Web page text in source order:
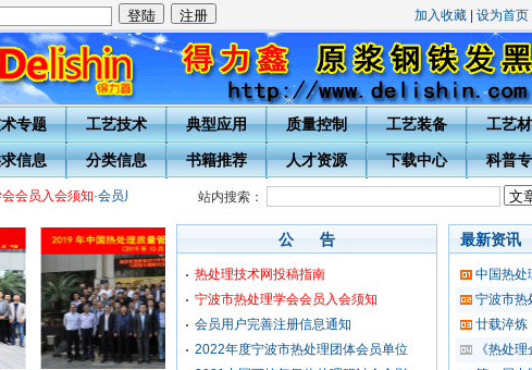
加入收藏 设为首页
专题 工艺技术 典型应用 质量控制 工艺装备 工艺
信息 分类信息 书籍推荐 人才资源 下载中心 科普
会员入会须知·会员用户完善注册信息通知
站内搜索：
公 告
热处理技术网投稿指南
宁波市热处理学会会员入会须知
会员用户完善注册信息通知
2022年度宁波市热处理团体会员单位
最新资讯
中国热处
宁波市热
廿载淬炼
《热处